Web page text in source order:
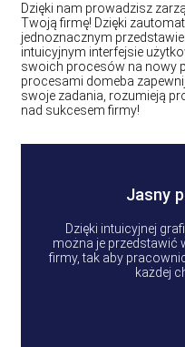
Dzięki nam prowadzisz
Twoją firmę! Dzięki
jednoznacznym
intuicyjnym interfejsie
swoich procesów na nowy
procesami domeba
swoje zadania, rozumieją
nad sukcesem firmy!
Jasny
Dzięki intuicyjnej
można je przedstawić
firmy, tak aby
każdej